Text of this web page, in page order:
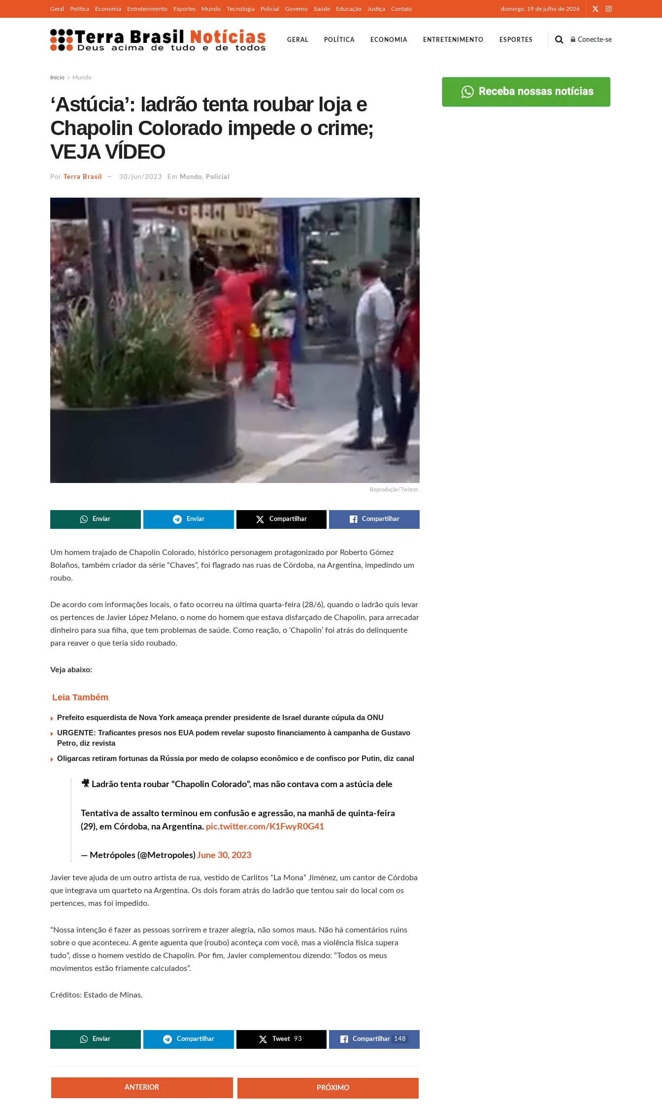
Geral Política Economia Entretenimento Esportes Mundo Tecnologia Policial Governo Saúde Educação Justiça Contato domingo, 19 de julho de 2026
GERAL POLÍTICA ECONOMIA ENTRETENIMENTO ESPORTES Conecte-se
Início Mundo
‘Astúcia’: ladrão tenta roubar loja e
Chapolin Colorado impede o crime;
VEJA VÍDEO
Por Terra Brasil 30/jun/2023 Em Mundo, Policial
Reprodução/Twitter.
Enviar Enviar Compartilhar Compartilhar
Um homem trajado de Chapolin Colorado, histórico personagem protagonizado por Roberto Gómez
Bolaños, também criador da série “Chaves”, foi flagrado nas ruas de Córdoba, na Argentina, impedindo um
roubo.
De acordo com informações locais, o fato ocorreu na última quarta-feira (28/6), quando o ladrão quis levar
os pertences de Javier López Melano, o nome do homem que estava disfarçado de Chapolin, para arrecadar
dinheiro para sua filha, que tem problemas de saúde. Como reação, o ‘Chapolin’ foi atrás do delinquente
para reaver o que teria sido roubado.
Veja abaixo:
Leia Também
Prefeito esquerdista de Nova York ameaça prender presidente de Israel durante cúpula da ONU
URGENTE: Traficantes presos nos EUA podem revelar suposto financiamento à campanha de Gustavo
Petro, diz revista
Oligarcas retiram fortunas da Rússia por medo de colapso econômico e de confisco por Putin, diz canal
🎥 Ladrão tenta roubar “Chapolin Colorado”, mas não contava com a astúcia dele
Tentativa de assalto terminou em confusão e agressão, na manhã de quinta-feira
(29), em Córdoba, na Argentina. pic.twitter.com/K1FwyR0G41
— Metrópoles (@Metropoles)June 30, 2023
Javier teve ajuda de um outro artista de rua, vestido de Carlitos “La Mona” Jiménez, um cantor de Córdoba
que integrava um quarteto na Argentina. Os dois foram atrás do ladrão que tentou sair do local com os
pertences, mas foi impedido.
“Nossa intenção é fazer as pessoas sorrirem e trazer alegria, não somos maus. Não há comentários ruins
sobre o que aconteceu. A gente aguenta que (roubo) aconteça com você, mas a violência física supera
tudo”, disse o homem vestido de Chapolin. Por fim, Javier complementou dizendo: “Todos os meus
movimentos estão friamente calculados”.
Créditos: Estado de Minas.
Enviar Compartilhar Tweet 93 Compartilhar 148
ANTERIOR PRÓXIMO